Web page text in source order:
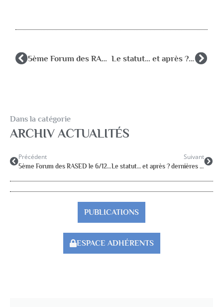
5ème Forum des RASED le 6/12 : L’Ecole inclusive Le statut… et après ? dernières infos sur le site adhérent
Dans la catégorie
ARCHIV ACTUALITÉS
Précédent
5ème Forum des RASED le 6/12 : L’Ecole inclusive
Suivant
Le statut… et après ? dernières infos sur le site adhérent
PUBLICATIONS
ESPACE ADHÉRENTS